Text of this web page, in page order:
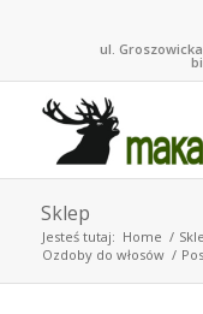
ul.
Sklep
Jesteś tutaj: Home /
Ozdoby do włosów /